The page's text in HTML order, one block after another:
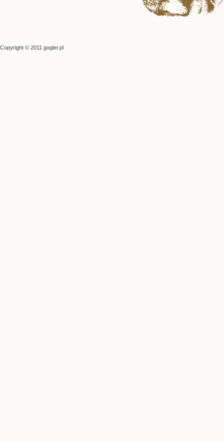
Copyright © 2011 gogler.pl